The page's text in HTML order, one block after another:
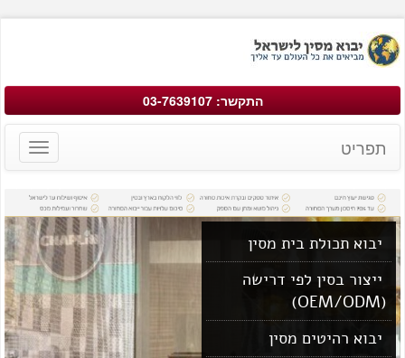
התקשר: 03-7639107
Toggle
תפריט
יבוא תכולת בית מסין
ייצור בסין לפי דרישה
יבוא רהיטים מסין